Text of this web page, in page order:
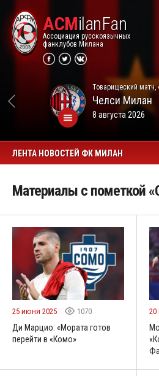
ACMilanFan
Ассоциация русскоязычных
фанклубов Милана
Товарищеский матч,
ЧелсиМилан
8 августа 2026
ЛЕНТА НОВОСТЕЙ ФК МИЛАН
Материалы с пометкой
25 июня 2025 1070
Ди Марцио: «Мората готов
перейти в «Комо»
20